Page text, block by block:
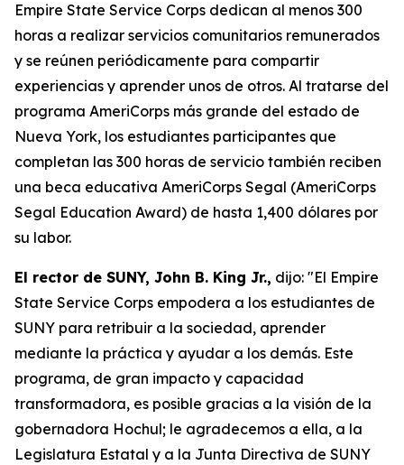
Empire State Service Corps dedican al menos 300
horas a realizar servicios comunitarios remunerados
y se reúnen periódicamente para compartir
experiencias y aprender unos de otros. Al tratarse del
programa AmeriCorps más grande del estado de
Nueva York, los estudiantes participantes que
completan las 300 horas de servicio también reciben
una beca educativa AmeriCorps Segal (AmeriCorps
Segal Education Award) de hasta 1,400 dólares por
su labor.
El rector de SUNY, John B. King Jr., dijo: "El Empire
State Service Corps empodera a los estudiantes de
SUNY para retribuir a la sociedad, aprender
mediante la práctica y ayudar a los demás. Este
programa, de gran impacto y capacidad
transformadora, es posible gracias a la visión de la
gobernadora Hochul; le agradecemos a ella, a la
Legislatura Estatal y a la Junta Directiva de SUNY